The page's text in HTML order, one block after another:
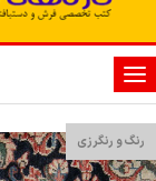
تغییر
وضعیت
ناوبری
رنگ و رنگرزی